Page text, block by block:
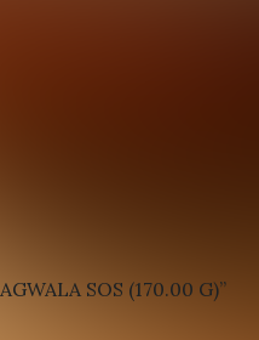
SOS (170.00 G)”